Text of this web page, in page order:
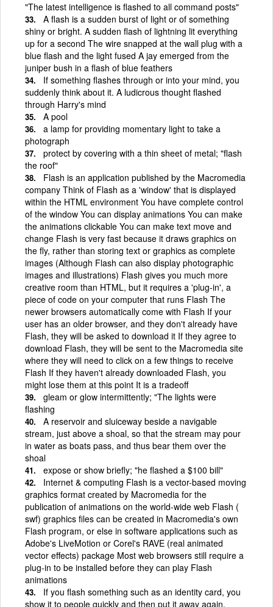
"The latest intelligence is flashed to all command posts"
A flash is a sudden burst of light or of something
shiny or bright. A sudden flash of lightning lit everything
up for a second The wire snapped at the wall plug with a
blue flash and the light fused A jay emerged from the
juniper bush in a flash of blue feathers
If something flashes through or into your mind, you
suddenly think about it. A ludicrous thought flashed
through Harry's mind
A pool
a lamp for providing momentary light to take a
photograph
protect by covering with a thin sheet of metal; "flash
the roof"
Flash is an application published by the Macromedia
company Think of Flash as a 'window' that is displayed
within the HTML environment You have complete control
of the window You can display animations You can make
the animations clickable You can make text move and
change Flash is very fast because it draws graphics on
the fly, rather than storing text or graphics as complete
images (Although Flash can also display photographic
images and illustrations) Flash gives you much more
creative room than HTML, but it requires a 'plug-in', a
piece of code on your computer that runs Flash The
newer browsers automatically come with Flash If your
user has an older browser, and they don't already have
Flash, they will be asked to download it If they agree to
download Flash, they will be sent to the Macromedia site
where they will need to click on a few things to receive
Flash If they haven't already downloaded Flash, you
might lose them at this point It is a tradeoff
gleam or glow intermittently; "The lights were
flashing
A reservoir and sluiceway beside a navigable
stream, just above a shoal, so that the stream may pour
in water as boats pass, and thus bear them over the
shoal
expose or show briefly; "he flashed a $100 bill"
Internet & computing Flash is a vector-based moving
graphics format created by Macromedia for the
publication of animations on the world-wide web Flash (
swf) graphics files can be created in Macromedia's own
Flash program, or else in software applications such as
Adobe's LiveMotion or Corel's RAVE (real animated
vector effects) package Most web browsers still require a
plug-in to be installed before they can play Flash
animations
If you flash something such as an identity card, you
show it to people quickly and then put it away again.